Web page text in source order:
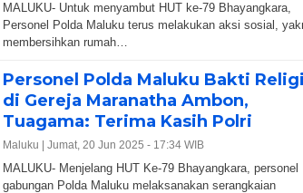
MALUKU- Untuk menyambut HUT ke-79 Bhayangkara,
Personel Polda Maluku terus melakukan aksi sosial,
membersihkan rumah…
Personel Polda Maluku Bakti
di Gereja Maranatha Ambon,
Tuagama: Terima Kasih Polri
Maluku | Jumat, 20 Jun 2025 - 17:34 WIB
MALUKU- Menjelang HUT Ke-79 Bhayangkara, personel
gabungan Polda Maluku melaksanakan serangkaian